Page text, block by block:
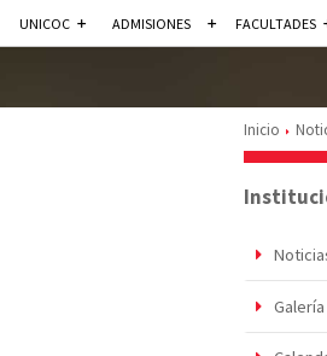
UNICOC ADMISIONES FACULTADES
Inicio